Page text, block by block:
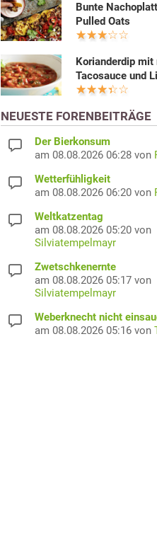
Bunte
Pulled Oats
Korianderdip mit
Tacosauce und
NEUESTE FORENBEITRÄGE
Der Bierkonsum
am 08.08.2026 06:28 von
Wetterfühligkeit
am 08.08.2026 06:20 von
Weltkatzentag
am 08.08.2026 05:20 von
Silviatempelmayr
Zwetschkenernte
am 08.08.2026 05:17 von
Silviatempelmayr
Weberknecht nicht
am 08.08.2026 05:16 von